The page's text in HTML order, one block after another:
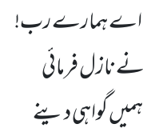
اے ہمارے رب!
نازل فرمائی
گواہی دینے